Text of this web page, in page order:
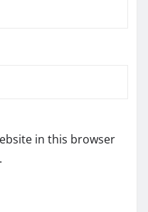
in this browser